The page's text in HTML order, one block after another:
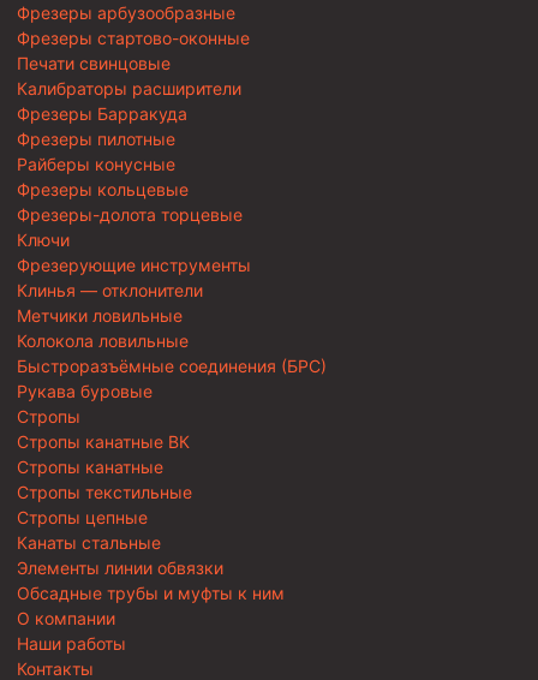
Фрезеры арбузообразные
Фрезеры стартово-оконные
Печати свинцовые
Калибраторы расширители
Фрезеры Барракуда
Фрезеры пилотные
Райберы конусные
Фрезеры кольцевые
Фрезеры-долота торцевые
Ключи
Фрезерующие инструменты
Клинья — отклонители
Метчики ловильные
Колокола ловильные
Быстроразъёмные соединения (БРС)
Рукава буровые
Стропы
Стропы канатные ВК
Стропы канатные
Стропы текстильные
Стропы цепные
Канаты стальные
Элементы линии обвязки
Обсадные трубы и муфты к ним
О компании
Наши работы
Контакты